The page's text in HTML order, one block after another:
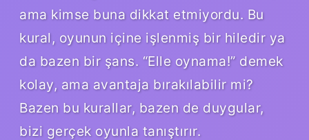
ama kimse buna dikkat etmiyordu. Bu
kural, oyunun içine işlenmiş bir hiledir ya
da bazen bir şans. “Elle oynama!” demek
kolay, ama avantaja bırakılabilir mi?
Bazen bu kurallar, bazen de duygular,
bizi gerçek oyunla tanıştırır.